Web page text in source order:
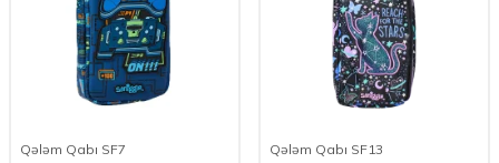
Qələm Qabı SF7 Qələm Qabı SF13